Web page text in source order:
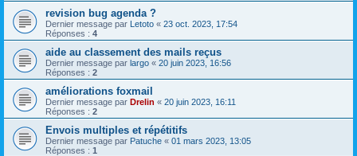
revision bug agenda ?
Dernier message par Letoto « 23 oct. 2023, 17:54
Réponses : 4
aide au classement des mails reçus
Dernier message par largo « 20 juin 2023, 16:56
Réponses : 2
améliorations foxmail
Dernier message par Drelin « 20 juin 2023, 16:11
Réponses : 2
Envois multiples et répétitifs
Dernier message par Patuche « 01 mars 2023, 13:05
Réponses : 1